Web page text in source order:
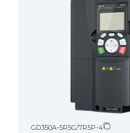
GD350A-5R5G/7R5P-4